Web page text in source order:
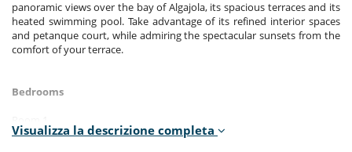
panoramic views over the bay of Algajola, its spacious terraces and its
heated swimming pool. Take advantage of its refined interior spaces
and petanque court, while admiring the spectacular sunsets from the
comfort of your terrace.
Bedrooms
Room, Ground level, view of the sea. This bedroom has 1 double bed
Visualizza la descrizione completa